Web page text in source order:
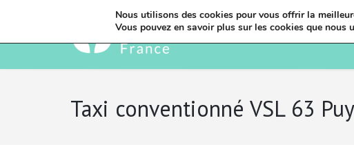
Taxi conventionné VSL 63
Nous utilisons des cookies pour vous offrir la
Vous pouvez en savoir plus sur les cookies que nous